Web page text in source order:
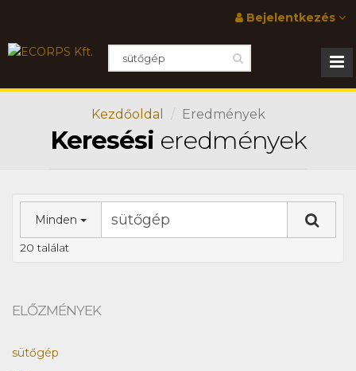
Bejelentkezés
Kezdőoldal Eredmények
Keresési eredmények
Minden
20 találat
ELŐZMÉNYEK
sütőgép